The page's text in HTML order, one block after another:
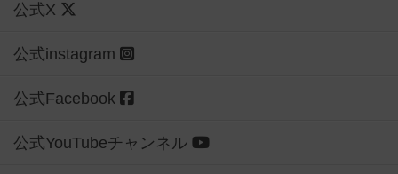
公式X
公式instagram
公式Facebook
公式YouTubeチャンネル